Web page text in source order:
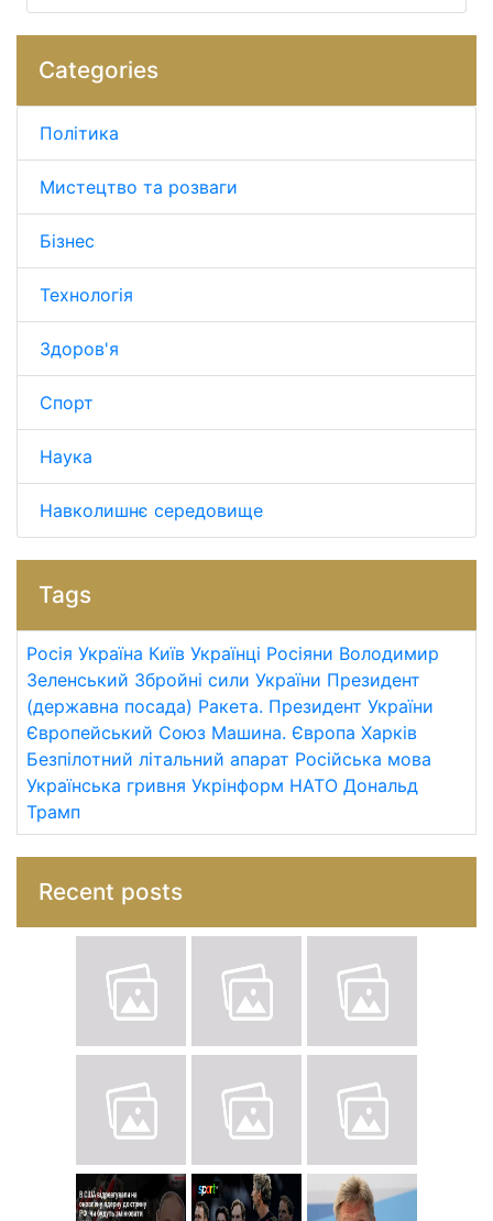
Categories
Політика
Мистецтво та розваги
Бізнес
Технологія
Здоров'я
Спорт
Наука
Навколишнє середовище
Tags
Росія Україна Київ Українці Росіяни Володимир
Зеленський Збройні сили України Президент
(державна посада) Ракета. Президент України
Європейський Союз Машина. Європа Харків
Безпілотний літальний апарат Російська мова
Українська гривня Укрінформ НАТО Дональд
Трамп
Recent posts